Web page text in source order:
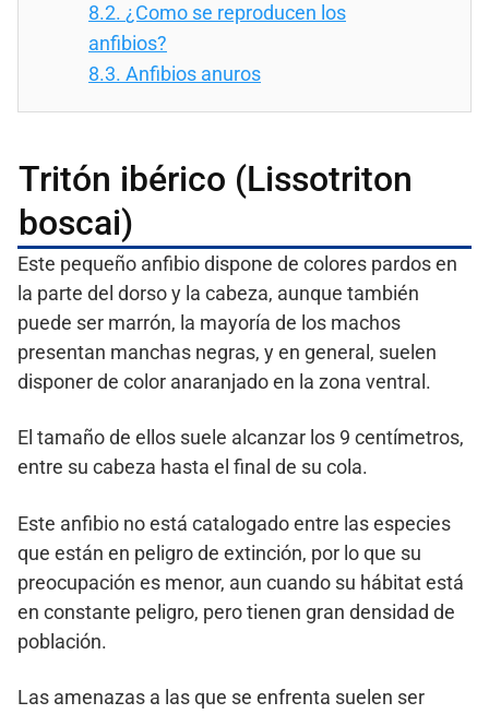
8.2. ¿Como se reproducen los
anfibios?
8.3. Anfibios anuros
Tritón ibérico (Lissotriton
boscai)
Este pequeño anfibio dispone de colores pardos en
la parte del dorso y la cabeza, aunque también
puede ser marrón, la mayoría de los machos
presentan manchas negras, y en general, suelen
disponer de color anaranjado en la zona ventral.
El tamaño de ellos suele alcanzar los 9 centímetros,
entre su cabeza hasta el final de su cola.
Este anfibio no está catalogado entre las especies
que están en peligro de extinción, por lo que su
preocupación es menor, aun cuando su hábitat está
en constante peligro, pero tienen gran densidad de
población.
Las amenazas a las que se enfrenta suelen ser